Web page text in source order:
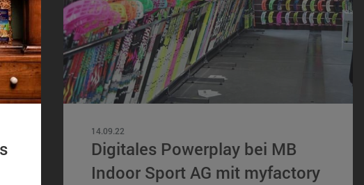
14.09.22
Digitales Powerplay bei MB
Indoor Sport AG mit myfactory